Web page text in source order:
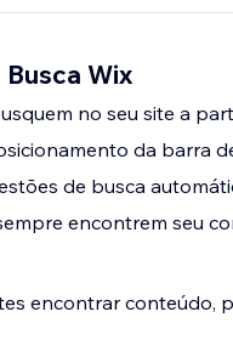
Wix
no seu site a
da barra
de busca
encontrem seu
encontrar conteúdo,